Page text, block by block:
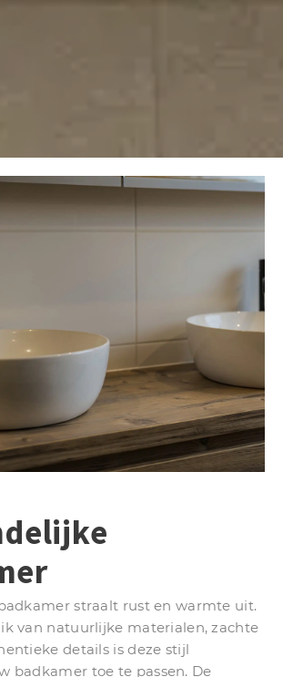
straalt rust en warmte uit.
van natuurlijke materialen, zachte
details is deze stijl
badkamer toe te passen. De